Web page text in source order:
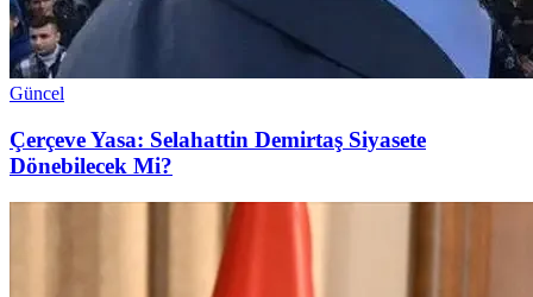
Güncel
Çerçeve Yasa: Selahattin Demirtaş Siyasete
Dönebilecek Mi?